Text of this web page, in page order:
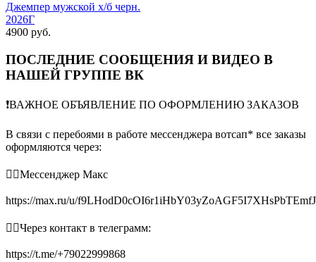
Джемпер мужской х/б черн.
2026Г
4900 руб.
ПОСЛЕДНИЕ СООБЩЕНИЯ И ВИДЕО В
НАШЕЙ ГРУППЕ ВК
❗️ВАЖНОЕ ОБЪЯВЛЕНИЕ ПО ОФОРМЛЕНИЮ ЗАКАЗОВ
В связи с перебоями в работе мессенджера вотсап* все заказы
оформляются через:
👉🏻Мессенджер Макс
https://max.ru/u/
👉🏻Через контакт в телеграмм:
https://t.me/+79022999868